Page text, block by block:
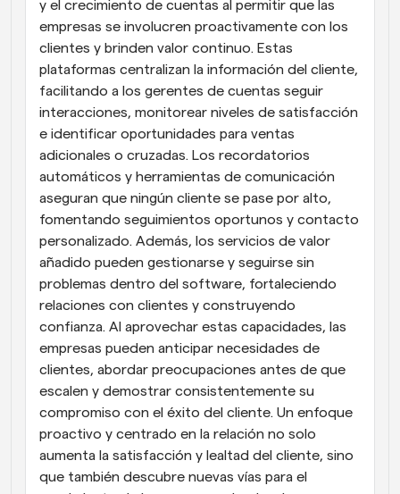
y el crecimiento de cuentas al permitir que las
empresas se involucren proactivamente con los
clientes y brinden valor continuo. Estas
plataformas centralizan la información del cliente,
facilitando a los gerentes de cuentas seguir
interacciones, monitorear niveles de satisfacción
e identificar oportunidades para ventas
adicionales o cruzadas. Los recordatorios
automáticos y herramientas de comunicación
aseguran que ningún cliente se pase por alto,
fomentando seguimientos oportunos y contacto
personalizado. Además, los servicios de valor
añadido pueden gestionarse y seguirse sin
problemas dentro del software, fortaleciendo
relaciones con clientes y construyendo
confianza. Al aprovechar estas capacidades, las
empresas pueden anticipar necesidades de
clientes, abordar preocupaciones antes de que
escalen y demostrar consistentemente su
compromiso con el éxito del cliente. Un enfoque
proactivo y centrado en la relación no solo
aumenta la satisfacción y lealtad del cliente, sino
que también descubre nuevas vías para el